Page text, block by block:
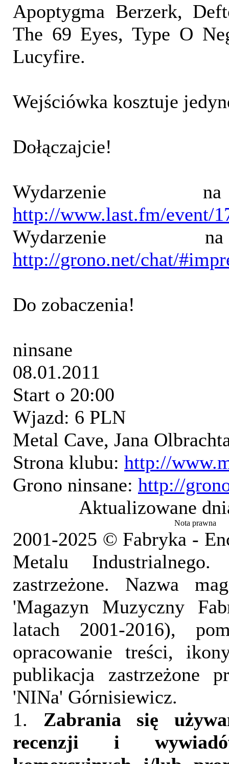
Apoptygma Berzerk,
The 69 Eyes, Type O
Lucyfire.
Wejściówka kosztuje
Dołączajcie!
Wydarzenie
http://www.last.fm/event/
Wydarzenie
http://grono.net/chat/
Do zobaczenia!
ninsane
08.01.2011
Start o 20:00
Wjazd: 6 PLN
Metal Cave, Jana
Strona klubu: http://
Grono ninsane: http://
Aktualizowane
Nota prawna
2001-2025 © Fabryka -
Metalu
zastrzeżone. Nazwa
'Magazyn Muzyczny
latach 2001-2016),
opracowanie treści,
publikacja zastrzeżone
'NINa' Górnisiewicz.
1. Zabrania się
recenzji i